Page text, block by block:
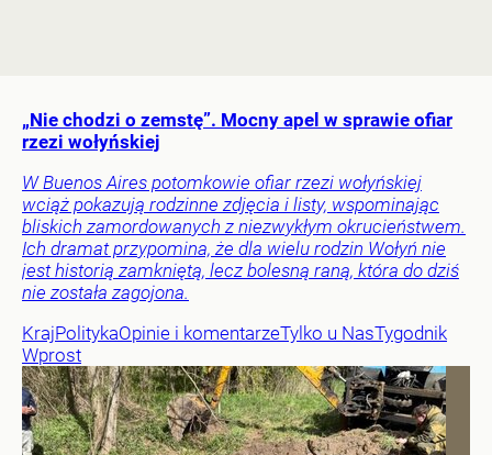
„Nie chodzi o zemstę”. Mocny apel w sprawie ofiar
rzezi wołyńskiej
W Buenos Aires potomkowie ofiar rzezi wołyńskiej
wciąż pokazują rodzinne zdjęcia i listy, wspominając
bliskich zamordowanych z niezwykłym okrucieństwem.
Ich dramat przypomina, że dla wielu rodzin Wołyń nie
jest historią zamkniętą, lecz bolesną raną, która do dziś
nie została zagojona.
KrajPolitykaOpinie i komentarzeTylko u NasTygodnik
Wprost